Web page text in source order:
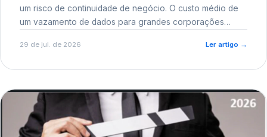
um risco de continuidade de negócio. O custo médio de
um vazamento de dados para grandes corporações
reputacional e o risco regulatório junto a órgãos como a
29 de jul. de 2026 Ler artigo →